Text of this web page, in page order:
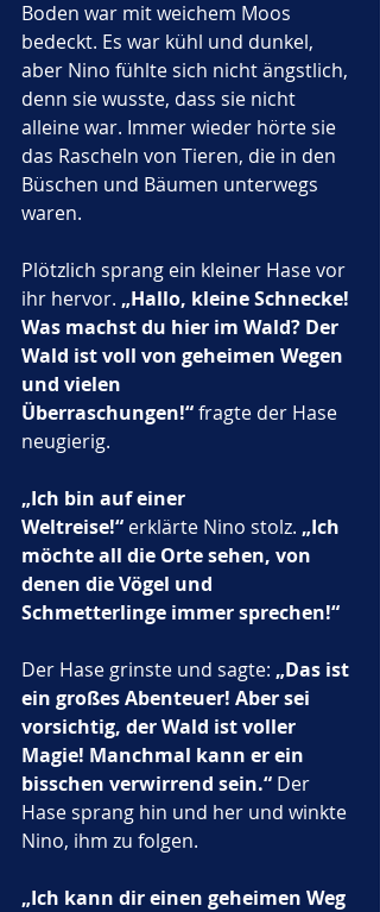
Boden war mit weichem Moos
bedeckt. Es war kühl und dunkel,
aber Nino fühlte sich nicht ängstlich,
denn sie wusste, dass sie nicht
alleine war. Immer wieder hörte sie
das Rascheln von Tieren, die in den
Büschen und Bäumen unterwegs
waren.
Plötzlich sprang ein kleiner Hase vor
ihr hervor. „Hallo, kleine Schnecke!
Was machst du hier im Wald? Der
Wald ist voll von geheimen Wegen
und vielen
Überraschungen!“ fragte der Hase
neugierig.
„Ich bin auf einer
Weltreise!“ erklärte Nino stolz. „Ich
möchte all die Orte sehen, von
denen die Vögel und
Schmetterlinge immer sprechen!“
Der Hase grinste und sagte: „Das ist
ein großes Abenteuer! Aber sei
vorsichtig, der Wald ist voller
Magie! Manchmal kann er ein
bisschen verwirrend sein.“ Der
Hase sprang hin und her und winkte
Nino, ihm zu folgen.
„Ich kann dir einen geheimen Weg